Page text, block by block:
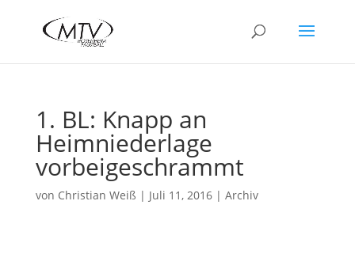
1. BL: Knapp an
Heimniederlage
vorbeigeschrammt
von Christian Weiß | Juli 11, 2016| Archiv